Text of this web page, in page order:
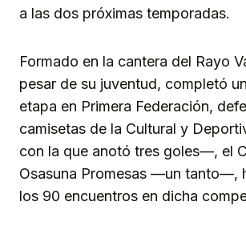
a las dos próximas temporadas.
Formado en la cantera del Rayo
pesar de su juventud, completó
etapa en Primera Federación,
camisetas de la Cultural y
con la que anotó tres goles—, el
Osasuna Promesas —un tanto—,
los 90 encuentros en dicha